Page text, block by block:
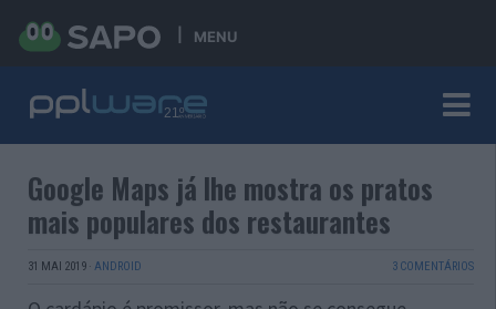
MENU
Google Maps já lhe mostra os pratos
mais populares dos restaurantes
31 MAI 2019 · ANDROID 3 COMENTÁRIOS